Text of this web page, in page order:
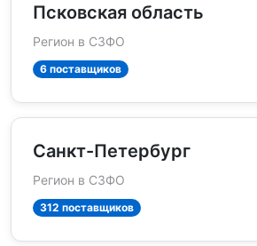
Псковская область
Регион в СЗФО
6 поставщиков
Санкт-Петербург
Регион в СЗФО
312 поставщиков